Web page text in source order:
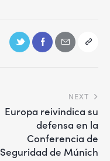
NEXT
Europa reivindica su
defensa en la
Conferencia de
Seguridad de Múnich